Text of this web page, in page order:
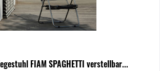
FIAM SPAGHETTI verstellbar...